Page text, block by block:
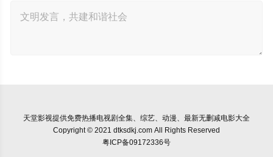
天堂影视提供免费热播电视剧全集、综艺、动漫、最新无删减电影大全
Copyright © 2021 dtksdkj.com All Rights Reserved
粤ICP备09172336号